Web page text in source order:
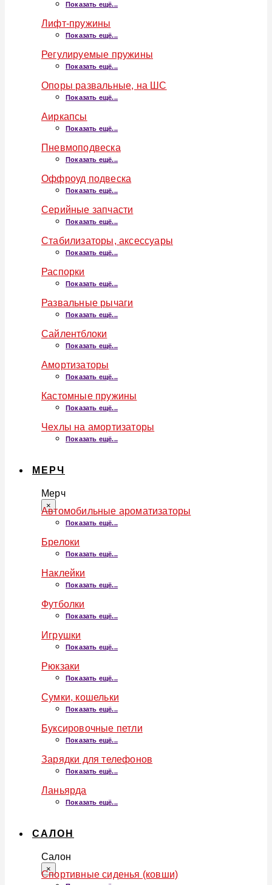
Показать ещё...
Лифт-пружины
Показать ещё...
Регулируемые пружины
Показать ещё...
Опоры развальные, на ШС
Показать ещё...
Аиркапсы
Показать ещё...
Пневмоподвеска
Показать ещё...
Оффроуд подвеска
Показать ещё...
Серийные запчасти
Показать ещё...
Стабилизаторы, аксессуары
Показать ещё...
Распорки
Показать ещё...
Развальные рычаги
Показать ещё...
Сайлентблоки
Показать ещё...
Амортизаторы
Показать ещё...
Кастомные пружины
Показать ещё...
Чехлы на амортизаторы
Показать ещё...
МЕРЧ
Мерч
×
Автомобильные ароматизаторы
Показать ещё...
Брелоки
Показать ещё...
Наклейки
Показать ещё...
Футболки
Показать ещё...
Игрушки
Показать ещё...
Рюкзаки
Показать ещё...
Сумки, кошельки
Показать ещё...
Буксировочные петли
Показать ещё...
Зарядки для телефонов
Показать ещё...
Ланьярда
Показать ещё...
САЛОН
Салон
×
Спортивные сиденья (ковши)